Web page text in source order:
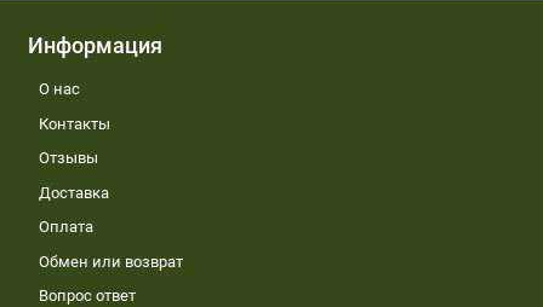
Информация
О нас
Контакты
Отзывы
Доставка
Оплата
Обмен или возврат
Вопрос ответ